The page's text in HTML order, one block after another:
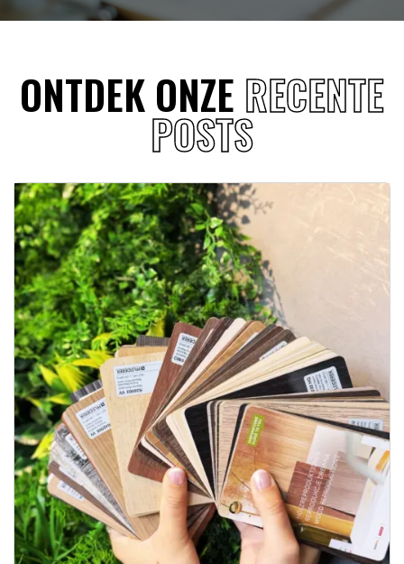
ONTDEK ONZE RECENTE
POSTS